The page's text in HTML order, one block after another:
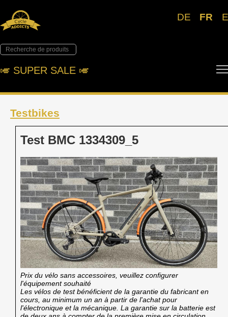
DE FR
🎺︎ SUPER SALE 🎺︎
Testbikes
Test BMC 1334309_5
Prix du vélo sans accessoires, veuillez configurer
l'équipement souhaité
Les vélos de test bénéficient de la garantie du fabricant en
cours, au minimum un an à partir de l'achat pour
l'électronique et la mécanique. La garantie sur la batterie est